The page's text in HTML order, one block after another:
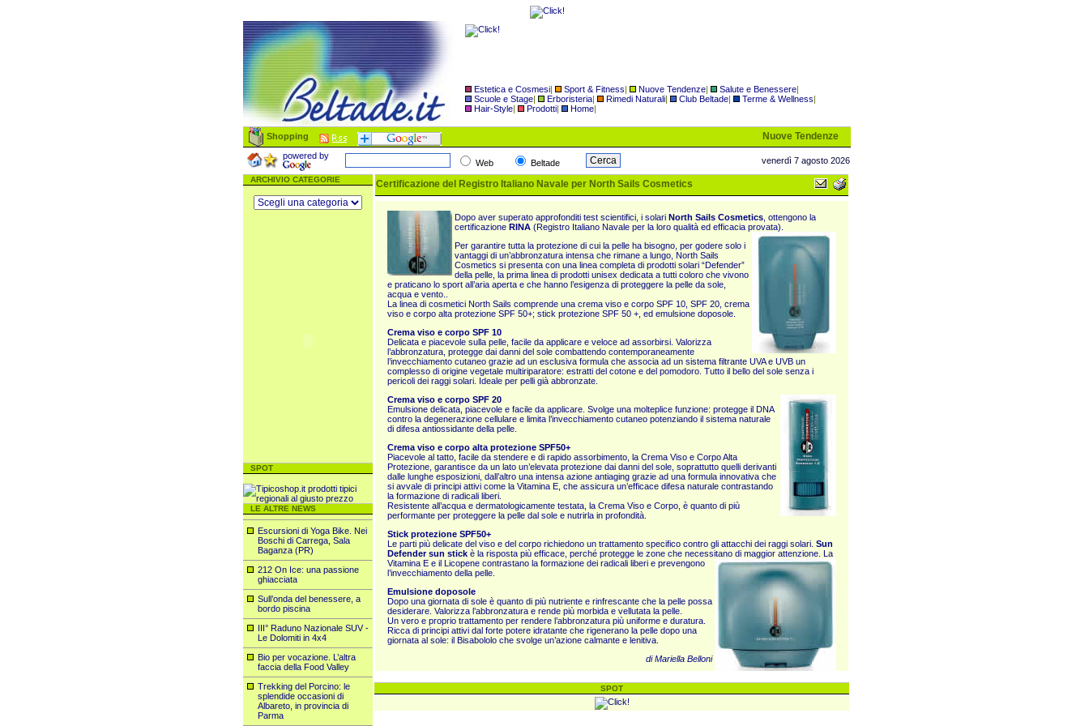
Estetica e Cosmesi| Sport & Fitness| Nuove Tendenze| Salute e Benessere|
Scuole e Stage| Erboristeria| Rimedi Naturali| Club Beltade| Terme & Wellness|
Hair-Style| Prodotti| Home|
Shopping Nuove Tendenze
powered by
Web Beltade venerdì 7 agosto 2026
ARCHIVIO CATEGORIE
SPOT
LE ALTRE NEWS
Escursioni di Yoga Bike. Nei
Boschi di Carrega, Sala
Baganza (PR)
212 On Ice: una passione
ghiacciata
Sull’onda del benessere, a
bordo piscina
III° Raduno Nazionale SUV -
Le Dolomiti in 4x4
Bio per vocazione. L’altra
faccia della Food Valley
Trekking del Porcino: le
splendide occasioni di
Albareto, in provincia di
Parma
Certificazione del Registro Italiano Navale per North Sails Cosmetics
Dopo aver superato approfonditi test scientifici, i solari North Sails Cosmetics , ottengono la
certificazione RINA (Registro Italiano Navale per la loro qualità ed efficacia provata).
Per garantire tutta la protezione di cui la pelle ha bisogno, per godere solo i
vantaggi di un’abbronzatura intensa che rimane a lungo, North Sails
Cosmetics si presenta con una linea completa di prodotti solari “Defender”
della pelle, la prima linea di prodotti unisex dedicata a tutti coloro che vivono
e praticano lo sport all’aria aperta e che hanno l’esigenza di proteggere la pelle da sole,
acqua e vento..
La linea di cosmetici North Sails comprende una crema viso e corpo SPF 10, SPF 20, crema
viso e corpo alta protezione SPF 50+; stick protezione SPF 50 +, ed emulsione doposole.
Crema viso e corpo SPF 10
Delicata e piacevole sulla pelle, facile da applicare e veloce ad assorbirsi. Valorizza
l’abbronzatura, protegge dai danni del sole combattendo contemporaneamente
l’invecchiamento cutaneo grazie ad un esclusiva formula che associa ad un sistema filtrante UVA e UVB un
complesso di origine vegetale multiriparatore: estratti del cotone e del pomodoro. Tutto il bello del sole senza i
pericoli dei raggi solari. Ideale per pelli già abbronzate.
Crema viso e corpo SPF 20
Emulsione delicata, piacevole e facile da applicare. Svolge una molteplice funzione: protegge il DNA
contro la degenerazione cellulare e limita l’invecchiamento cutaneo potenziando il sistema naturale
di difesa antiossidante della pelle.
Crema viso e corpo alta protezione SPF50+
Piacevole al tatto, facile da stendere e di rapido assorbimento, la Crema Viso e Corpo Alta
Protezione, garantisce da un lato un’elevata protezione dai danni del sole, soprattutto quelli derivanti
dalle lunghe esposizioni, dall’altro una intensa azione antiaging grazie ad una formula innovativa che
si avvale di principi attivi come la Vitamina E, che assicura un’efficace difesa naturale contrastando
la formazione di radicali liberi.
Resistente all’acqua e dermatologicamente testata, la Crema Viso e Corpo, è quanto di più
performante per proteggere la pelle dal sole e nutrirla in profondità.
Stick protezione SPF50+
Le parti più delicate del viso e del corpo richiedono un trattamento specifico contro gli attacchi dei raggi solari. Sun
Defender sun stick è la risposta più efficace, perché protegge le zone che necessitano di maggior attenzione . La
Vitamina E e il Licopene contrastano la formazione dei radicali liberi e prevengono
l’invecchiamento della pelle.
Emulsione doposole
Dopo una giornata di sole è quanto di più nutriente e rinfrescante che la pelle possa
desiderare. Valorizza l’abbronzatura e rende più morbida e vellutata la pelle.
Un vero e proprio trattamento per rendere l’abbronzatura più uniforme e duratura.
Ricca di principi attivi dal forte potere idratante che rigenerano la pelle dopo una
giornata al sole: il Bisabololo che svolge un’azione calmante e lenitiva.
di Mariella Belloni
SPOT